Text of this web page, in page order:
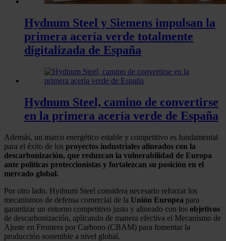
Hydnum Steel y Siemens impulsan la
primera acería verde totalmente
digitalizada de España
Hydnum Steel, camino de convertirse
en la primera acería verde de España
Además, un marco energético estable y competitivo es fundamental
para el éxito de los proyectos industriales alineados con la
descarbonización, que reduzcan la vulnerabilidad de Europa
ante políticas proteccionistas y fortalezcan su posición en el
mercado global.
Por otro lado, Hydnum Steel considera necesario reforzar los
mecanismos de defensa comercial de la Unión Europea para
garantizar un entorno competitivo justo y alineado con los objetivos
de descarbonización, aplicando de manera efectiva el Mecanismo de
Ajuste en Frontera por Carbono (CBAM) para fomentar la
producción sostenible a nivel global.